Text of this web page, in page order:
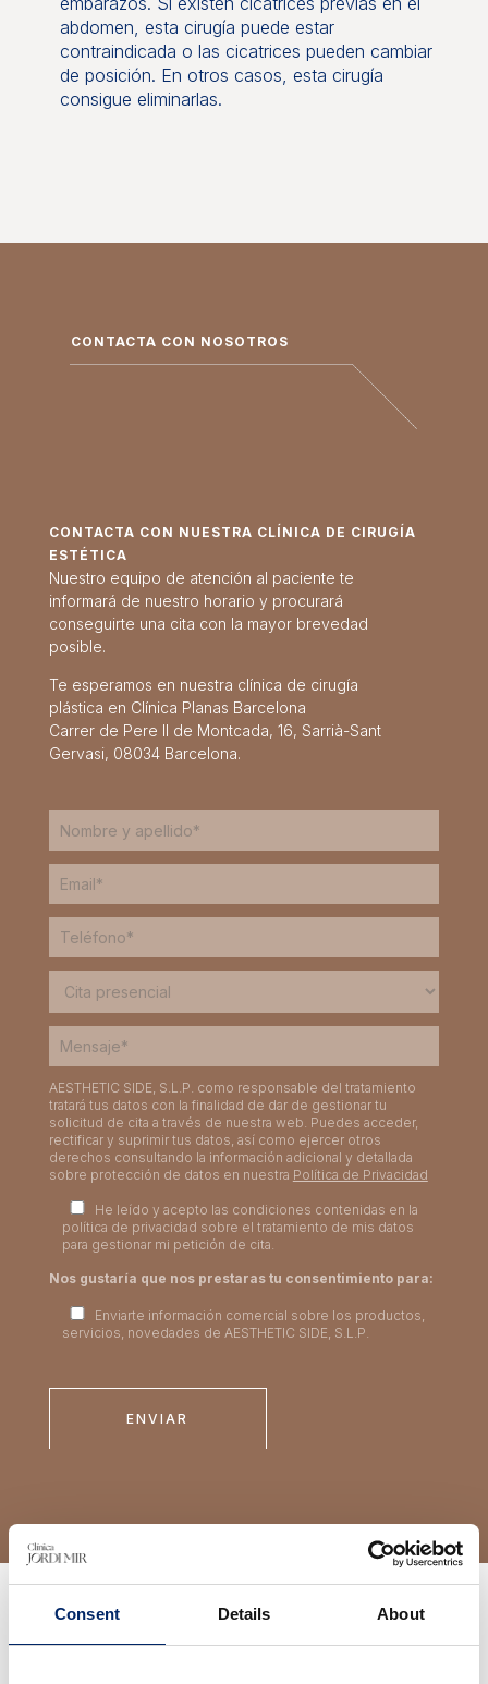
Consent Details About
abdomen, esta cirugía puede estar
contraindicada o las cicatrices pueden cambiar
de posición. En otros casos, esta cirugía
consigue eliminarlas.
CONTACTA CON NOSOTROS
CONTACTA CON NUESTRA CLÍNICA DE CIRUGÍA
ESTÉTICA
Nuestro equipo de atención al paciente te
informará de nuestro horario y procurará
conseguirte una cita con la mayor brevedad
posible.
Te esperamos en nuestra clínica de cirugía
plástica en Clínica Planas Barcelona
Carrer de Pere II de Montcada, 16, Sarrià-Sant
Gervasi, 08034 Barcelona.
AESTHETIC SIDE, S.L.P. como responsable del tratamiento
tratará tus datos con la finalidad de dar de gestionar tu
solicitud de cita a través de nuestra web. Puedes acceder,
rectificar y suprimir tus datos, así como ejercer otros
derechos consultando la información adicional y detallada
sobre protección de datos en nuestra Política de Privacidad
He leído y acepto las condiciones contenidas en la
política de privacidad sobre el tratamiento de mis datos
para gestionar mi petición de cita.
Nos gustaría que nos prestaras tu consentimiento para:
Enviarte información comercial sobre los productos,
servicios, novedades de AESTHETIC SIDE, S.L.P.